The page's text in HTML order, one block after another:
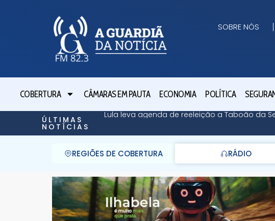
SOBRE NÓS
COBERTURA CÂMARAS EM PAUTA ECONOMIA POLÍTICA
ÚLTIMAS
NOTÍCIAS
Lula leva agenda de reeleição a Taboão da
REGIÕES DE COBERTURA RÁDIO